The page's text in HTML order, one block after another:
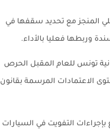
المنجز مع تحديد سقفها في
تونس للعام المقبل الحرص
الاعتمادات المرسمة بقانون
بإجراءات التفويت في السيارات